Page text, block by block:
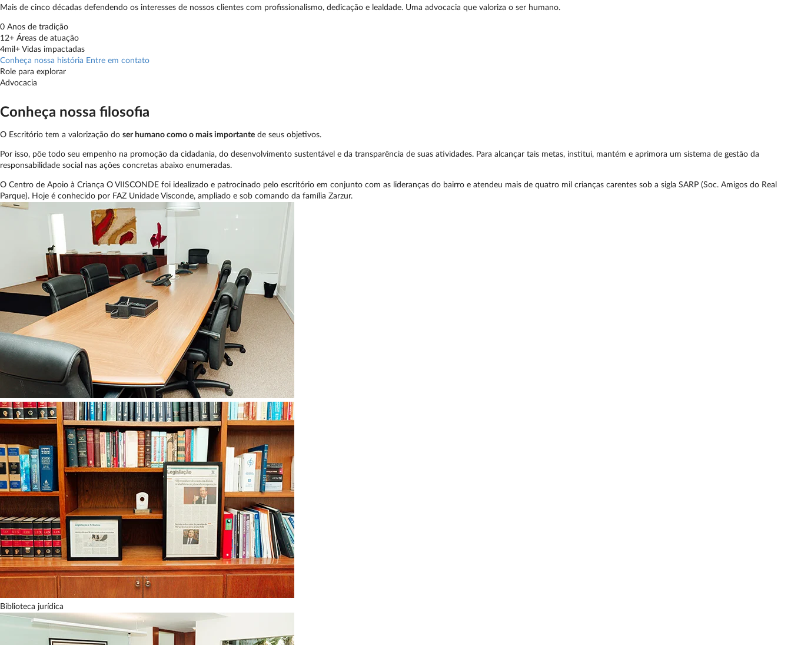
Mais de cinco décadas defendendo os interesses de nossos clientes com profissionalismo, dedicação e lealdade. Uma advocacia que valoriza o ser humano.
0 Anos de tradição
12+ Áreas de atuação
4mil+ Vidas impactadas
Conheça nossa história Entre em contato
Role para explorar
Advocacia
Conheça nossa filosofia
O Escritório tem a valorização do ser humano como o mais importante de seus objetivos.
Por isso, põe todo seu empenho na promoção da cidadania, do desenvolvimento sustentável e da transparência de suas atividades. Para alcançar tais metas, institui, mantém e aprimora um sistema de gestão da
responsabilidade social nas ações concretas abaixo enumeradas.
O Centro de Apoio à Criança O VIISCONDE foi idealizado e patrocinado pelo escritório em conjunto com as lideranças do bairro e atendeu mais de quatro mil crianças carentes sob a sigla SARP (Soc. Amigos do Real
Parque). Hoje é conhecido por FAZ Unidade Visconde, ampliado e sob comando da família Zarzur.
Biblioteca jurídica